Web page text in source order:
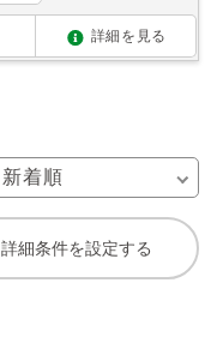
詳細を見る
詳細条件を設定する